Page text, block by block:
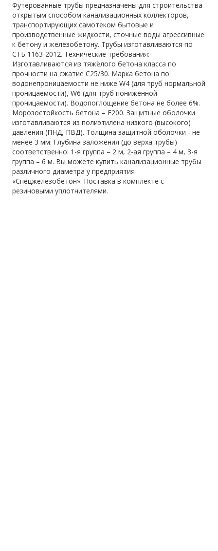
Футерованные трубы предназначены для строительства
открытым способом канализационных коллекторов,
транспортирующих самотеком бытовые и
производственные жидкости, сточные воды агрессивные
к бетону и железобетону. Трубы изготавливаются по
СТБ 1163-2012. Технические требования:
Изготавливаются из тяжёлого бетона класса по
прочности на сжатие С25/30. Марка бетона по
водонепроницаемости не ниже W4 (для труб нормальной
проницаемости), W6 (для труб пониженной
проницаемости). Водопоглощение бетона не более 6%.
Морозостойкость бетона – F200. Защитные оболочки
изготавливаются из полиэтилена низкого (высокого)
давления (ПНД, ПВД). Толщина защитной оболочки - не
менее 3 мм. Глубина заложения (до верха трубы)
соответственно: 1-я группа – 2 м, 2-ая группа – 4 м, 3-я
группа – 6 м. Вы можете купить канализационные трубы
различного диаметра у предприятия
«Спецжелезобетон». Поставка в комплекте с
резиновыми уплотнителями.